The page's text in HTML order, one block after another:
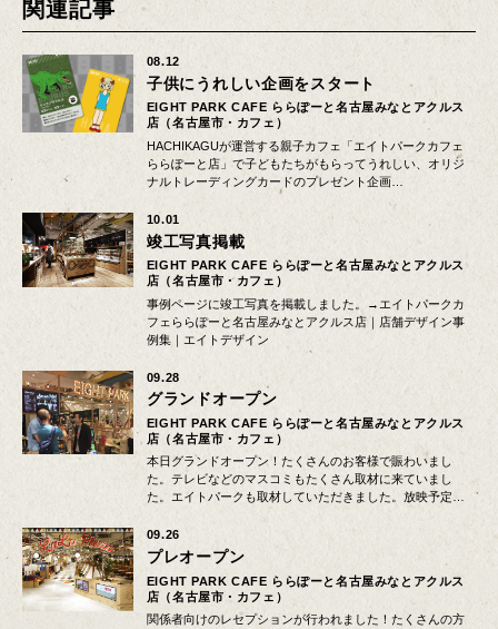
関連記事
08.12
子供にうれしい企画をスタート
EIGHT PARK CAFE ららぽーと名古屋みなとアクルス
店（名古屋市・カフェ）
HACHIKAGUが運営する親子カフェ「エイトパークカフェ
ららぽーと店」で子どもたちがもらってうれしい、オリジ
ナルトレーディングカードのプレゼント企画…
10.01
竣工写真掲載
EIGHT PARK CAFE ららぽーと名古屋みなとアクルス
店（名古屋市・カフェ）
事例ページに竣工写真を掲載しました。→エイトパークカ
フェららぽーと名古屋みなとアクルス店｜店舗デザイン事
例集｜エイトデザイン
09.28
グランドオープン
EIGHT PARK CAFE ららぽーと名古屋みなとアクルス
店（名古屋市・カフェ）
本日グランドオープン！たくさんのお客様で賑わいまし
た。テレビなどのマスコミもたくさん取材に来ていまし
た。エイトパークも取材していただきました。放映予定…
09.26
プレオープン
EIGHT PARK CAFE ららぽーと名古屋みなとアクルス
店（名古屋市・カフェ）
関係者向けのレセプションが行われました！たくさんの方